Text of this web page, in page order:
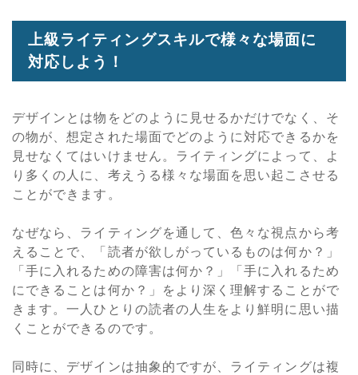
上級ライティングスキルで様々な場面に
対応しよう！
デザインとは物をどのように見せるかだけでなく、そ
の物が、想定された場面でどのように対応できるかを
見せなくてはいけません。ライティングによって、よ
り多くの人に、考えうる様々な場面を思い起こさせる
ことができます。
なぜなら、ライティングを通して、色々な視点から考
えることで、「読者が欲しがっているものは何か？」
「手に入れるための障害は何か？」「手に入れるため
にできることは何か？」をより深く理解することがで
きます。一人ひとりの読者の人生をより鮮明に思い描
くことができるのです。
同時に、デザインは抽象的ですが、ライティングは複